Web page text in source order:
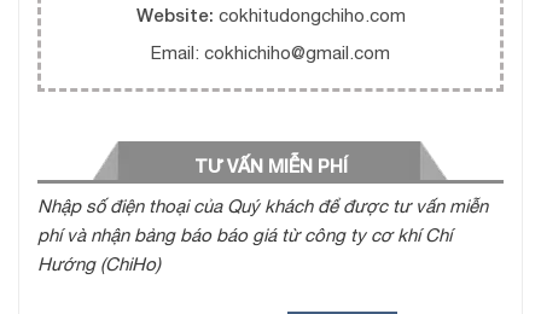
Website: cokhitudongchiho.com
Email: cokhichiho@gmail.com
TƯ VẤN MIỄN PHÍ
Nhập số điện thoại của Quý khách để được tư vấn miễn
phí và nhận bảng báo báo giá từ công ty cơ khí Chí
Hướng (ChiHo)